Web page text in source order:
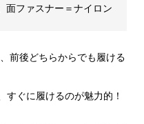
面ファスナー＝ナイロン
前後どちらからでも履ける
ぐに履けるのが魅力的！